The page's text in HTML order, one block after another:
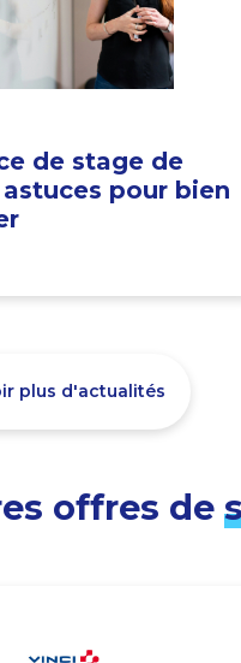
de stage de
pour bien
plus d'actualités
offres de